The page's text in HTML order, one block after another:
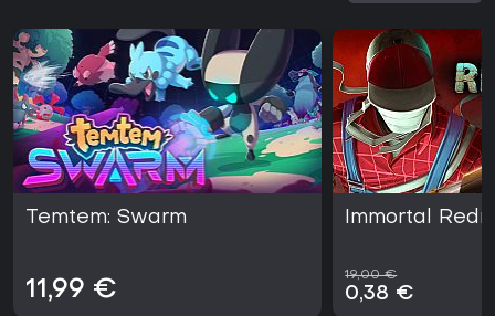
Temtem: Swarm
11,99 €
Immortal
19,00 €
0,38 €